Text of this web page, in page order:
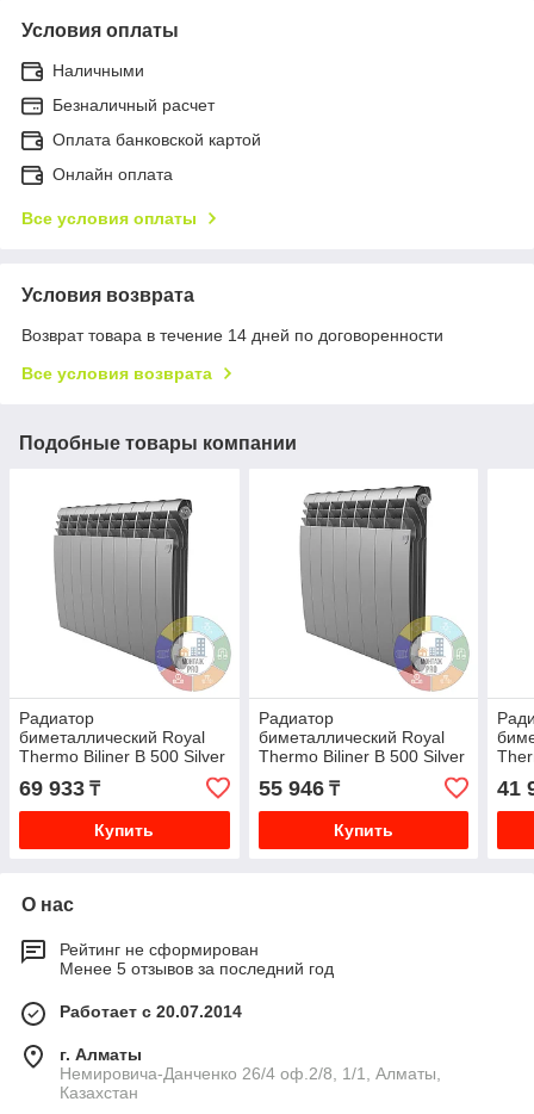
Условия оплаты
Наличными
Безналичный расчет
Оплата банковской картой
Онлайн оплата
Все условия оплаты
Условия возврата
Возврат товара в течение 14 дней по договоренности
Все условия возврата
Подобные товары компании
Радиатор
биметаллический Royal
Thermo Biliner B 500 Silver
Satin 10 секции
69 933 ₸
Купить
Радиатор
биметаллический Royal
Thermo Biliner B 500 Silver
Satin 8 секции
55 946₸
Купить
41
О нас
Рейтинг не сформирован
Менее 5 отзывов за последний год
Работает с 20.07.2014
г. Алматы
Немировича-Данченко 26/4 оф.2/8, 1/1, Алматы,
Казахстан